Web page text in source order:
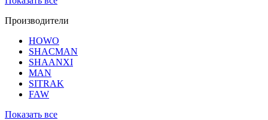
Производители
HOWO
SHACMAN
SHAANXI
MAN
SITRAK
FAW
Показать все